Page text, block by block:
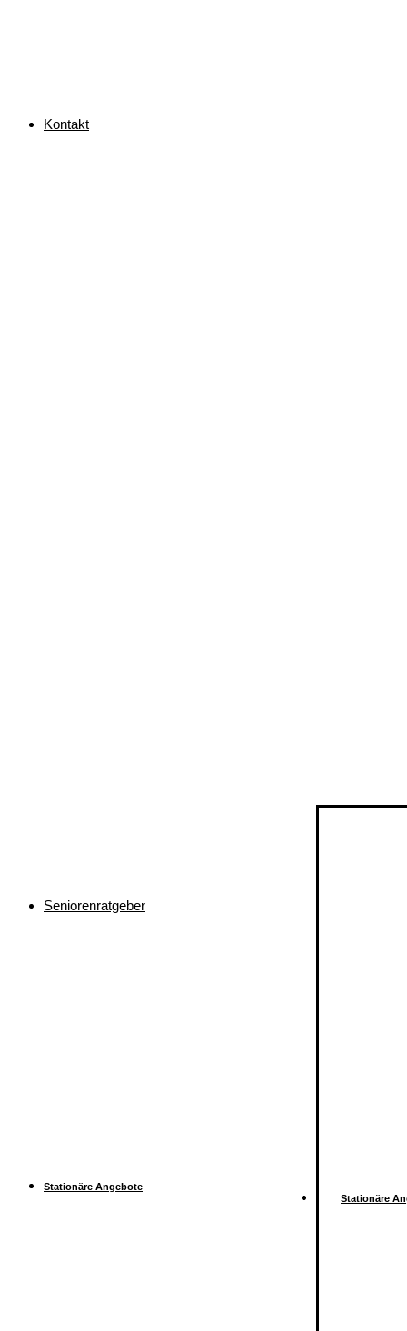
Kontakt
Seniorenratgeber
Stationäre Angebote
Stationäre